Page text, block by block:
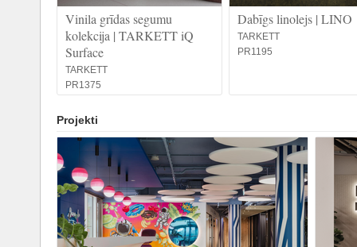
Vinila grīdas segumu
kolekcija | TARKETT iQ
Surface
TARKETT
PR1375
Dabīgs linolejs | LINO
TARKETT
PR1195
Projekti